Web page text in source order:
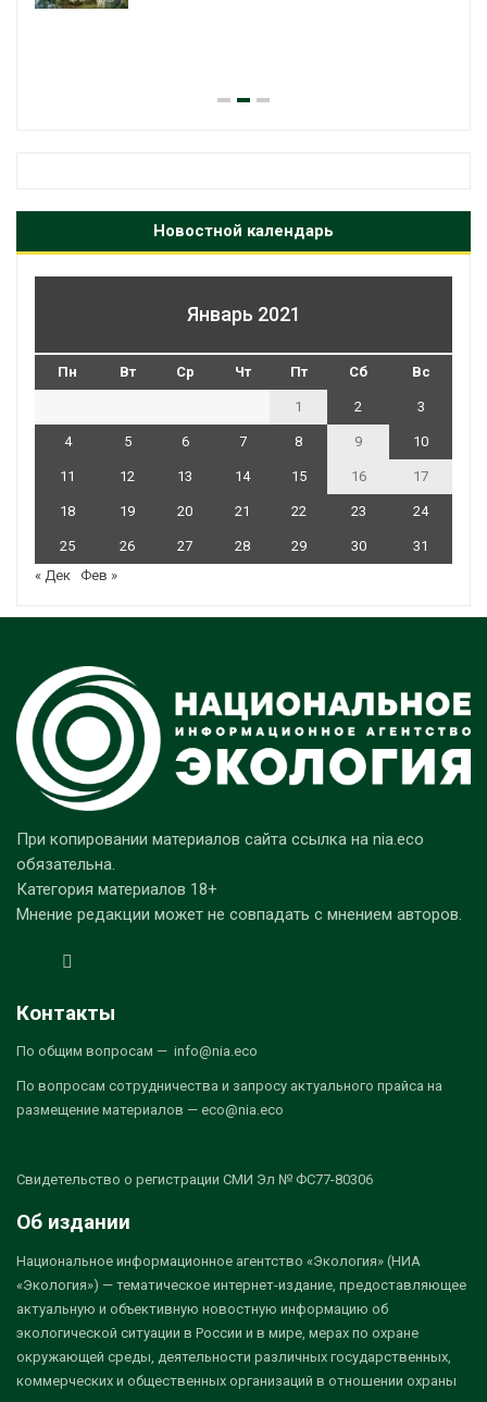
Новостной календарь
Январь 2021
Пн Вт Ср Чт Пт Сб Вс
1 2 3
4 5 6 7 8 9 10
11 12 13 14 15 16 17
18 19 20 21 22 23 24
25 26 27 28 29 30
31
« Дек Фев »
При копировании материалов сайта ссылка на nia.eco
обязательна.
Категория материалов 18+
Мнение редакции может не совпадать с мнением авторов.
Контакты
По общим вопросам — info@nia.eco
По вопросам сотрудничества и запросу актуального прайса на
размещение материалов — eco@nia.eco
Свидетельство о регистрации СМИ Эл № ФС77-80306
Об издании
Национальное информационное агентство «Экология» (НИА
«Экология») — тематическое интернет-издание, предоставляющее
актуальную и объективную новостную информацию об
экологической ситуации в России и в мире, мерах по охране
окружающей среды, деятельности различных государственных,
коммерческих и общественных организаций в отношении охраны